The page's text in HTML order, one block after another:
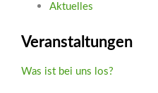
Aktuelles
Veranstaltungen
Was ist bei uns los?